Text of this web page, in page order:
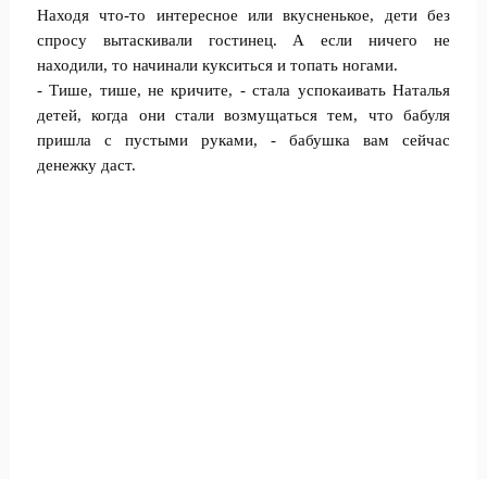
Находя что-то интересное или вкусненькое, дети без
спросу вытаскивали гостинец. А если ничего не
находили, то начинали кукситься и топать ногами.
- Тише, тише, не кричите, - стала успокаивать Наталья
детей, когда они стали возмущаться тем, что бабуля
пришла с пустыми руками, - бабушка вам сейчас
денежку даст.